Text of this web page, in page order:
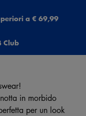
a € 69,99
Club
in morbido
per un look